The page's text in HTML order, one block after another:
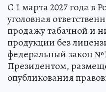
С 1 марта 2027 года в
уголовная
продажу табачной и
продукции без
федеральный закон
Президентом,
опубликования